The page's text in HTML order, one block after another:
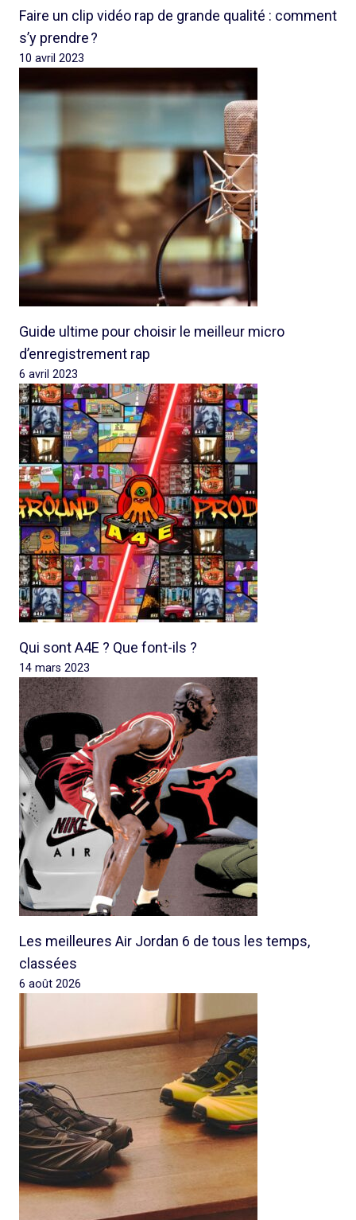
Faire un clip vidéo rap de grande qualité : comment
s’y prendre ?
10 avril 2023
Guide ultime pour choisir le meilleur micro
d’enregistrement rap
6 avril 2023
Qui sont A4E ? Que font-ils ?
14 mars 2023
Les meilleures Air Jordan 6 de tous les temps,
classées
6 août 2026